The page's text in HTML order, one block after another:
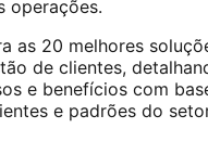
operações.
as 20 melhores
de clientes,
e benefícios com
e padrões do